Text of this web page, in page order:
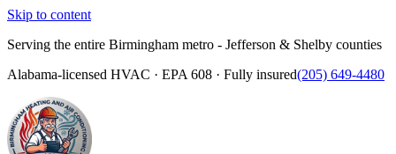
Skip to content
Serving the entire Birmingham metro - Jefferson & Shelby counties
Alabama-licensed HVAC · EPA 608 · Fully insured(205) 649-4480